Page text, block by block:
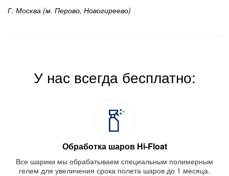
Г. Москва (м. Перово, Новогиреево)
У нас всегда бесплатно:
Обработка шаров Hi-Float
Все шарики мы обрабатываем специальным полимерным
гелем для увеличения срока полета шаров до 1 месяца.